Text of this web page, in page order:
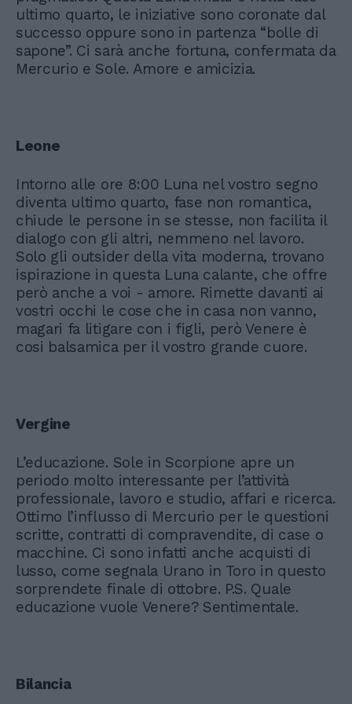
ultimo quarto, le iniziative sono coronate dal
successo oppure sono in partenza “bolle di
sapone”. Ci sarà anche fortuna, confermata da
Mercurio e Sole. Amore e amicizia.
Leone
Intorno alle ore 8:00 Luna nel vostro segno
diventa ultimo quarto, fase non romantica,
chiude le persone in se stesse, non facilita il
dialogo con gli altri, nemmeno nel lavoro.
Solo gli outsider della vita moderna, trovano
ispirazione in questa Luna calante, che offre
però anche a voi - amore. Rimette davanti ai
vostri occhi le cose che in casa non vanno,
magari fa litigare con i figli, però Venere è
cosi balsamica per il vostro grande cuore.
Vergine
L’educazione. Sole in Scorpione apre un
periodo molto interessante per l’attività
professionale, lavoro e studio, affari e ricerca.
Ottimo l’influsso di Mercurio per le questioni
scritte, contratti di compravendite, di case o
macchine. Ci sono infatti anche acquisti di
lusso, come segnala Urano in Toro in questo
sorprendete finale di ottobre. P.S. Quale
educazione vuole Venere? Sentimentale.
Bilancia